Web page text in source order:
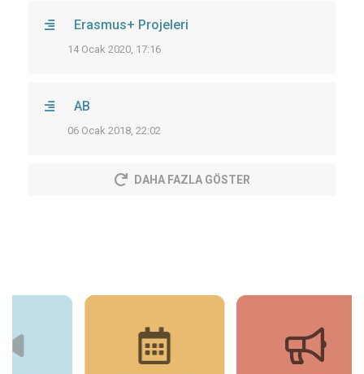
Erasmus+ Projeleri
14 Ocak 2020, 17:16
AB
06 Ocak 2018, 22:02
DAHA FAZLA GÖSTER